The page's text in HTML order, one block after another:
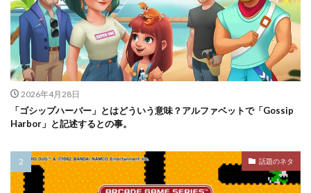
2026年4月28日
「ゴシップハーバー」とはどういう意味？アルファベットで「Gossip
Harbor」と記述するとの事。
話題のネタ